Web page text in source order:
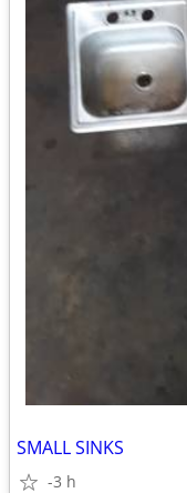
SMALL SINKS
-3 h